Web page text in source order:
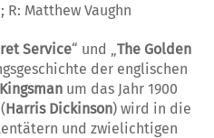
R: Matthew Vaughn
Service“ und „ The Golden
der englischen
Kingsman um das Jahr 1900
Harris Dickinson) wird in die
und zwielichtigen